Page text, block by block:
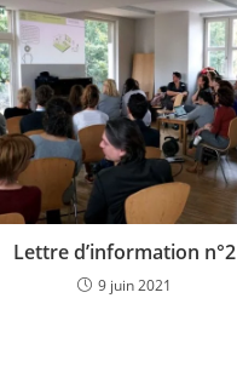
Lettre d’information n°2
9 juin 2021